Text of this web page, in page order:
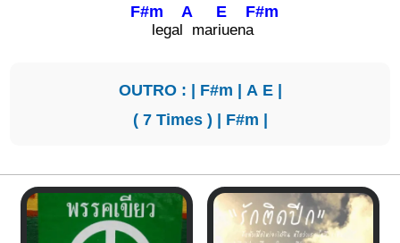
F#m
legal
A
mar
E
iuena
F#m
OUTRO : | F#m | A E|
( 7 Times ) | F#m |